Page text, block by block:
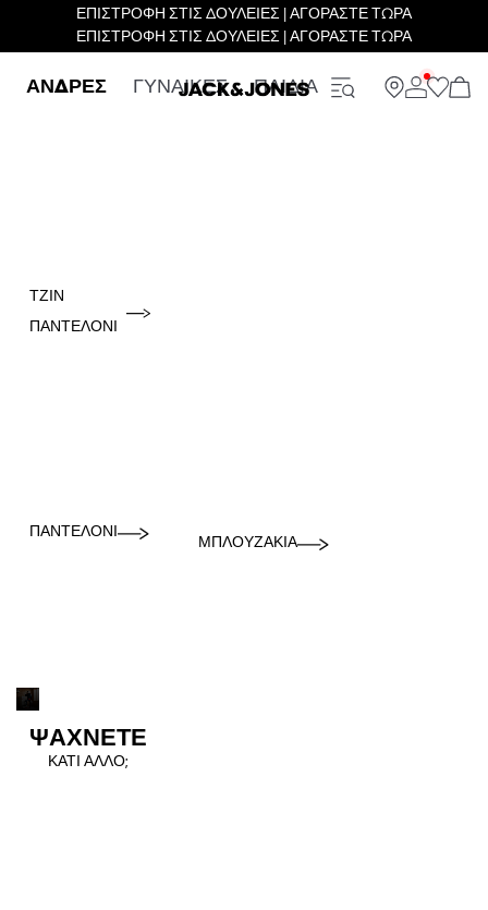
ΕΠΙΣΤΡΟΦΗ ΣΤΙΣ ΔΟΥΛΕΙΕΣ | ΑΓΟΡΑΣΤΕ ΤΩΡΑ
ΕΠΙΣΤΡΟΦΗ ΣΤΙΣ ΔΟΥΛΕΙΕΣ | ΑΓΟΡΑΣΤΕ ΤΩΡΑ
ΑΝΔΡΕΣ ΓΥΝΑΙΚΕΣ ΠΑΙΔΙΑ
ΤΖΙΝ
ΠΑΝΤΕΛΌΝΙ
ΠΑΝΤΕΛΌΝΙ
ΜΠΛΟΥΖΆΚΙΑ
ΨΑΧΝΕΤΕ
ΚΑΤΙ ΑΛΛΟ;